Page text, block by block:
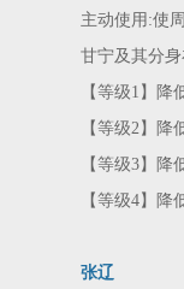
主动使用:使
甘宁及其分
【等级1】
【等级2】
【等级3】
【等级4】
张辽